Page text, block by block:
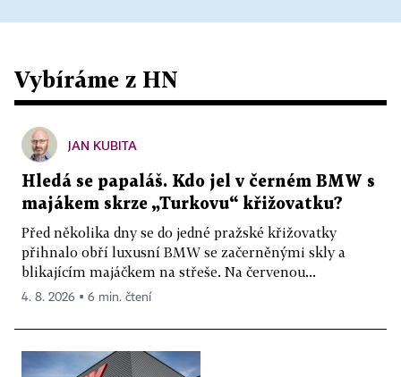
Vybíráme z HN
JAN KUBITA
Hledá se papaláš. Kdo jel v černém BMW s
majákem skrze „Turkovu“ křižovatku?
Před několika dny se do jedné pražské křižovatky
přihnalo obří luxusní BMW se začerněnými skly a
blikajícím majáčkem na střeše. Na červenou...
4. 8. 2026 ▪ 6 min. čtení